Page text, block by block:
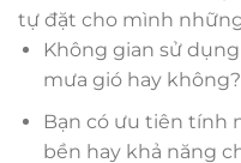
tự đặt cho mình
Không gian sử
mưa gió hay không?
Bạn có ưu tiên tính
bền hay khả năng